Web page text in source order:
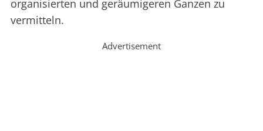
organisierten und geräumigeren Ganzen zu
vermitteln.
Advertisement